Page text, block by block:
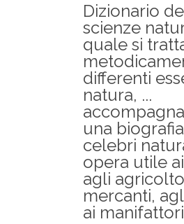
Dizionario
scienze
quale si
differenti
natura, ...
una
celebri
opera utile
agli
mercanti,
ai